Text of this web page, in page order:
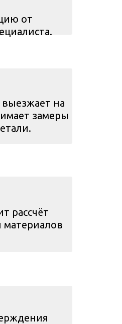
от
рассчёт
материалов
на
замеры